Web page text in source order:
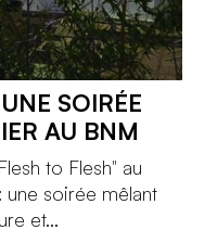
SOIRÉE
AU BNM
to Flesh" au
une soirée mêlant
et...